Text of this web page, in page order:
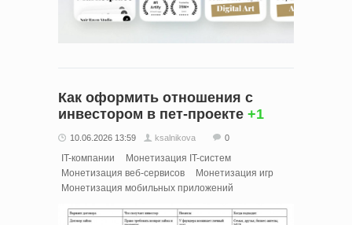
Как оформить отношения с
инвестором в пет-проекте +1
10.06.2026 13:59 ksalnikova 0
IT-компании
Монетизация IT-систем
Монетизация веб-сервисов
Монетизация игр
Монетизация мобильных приложений